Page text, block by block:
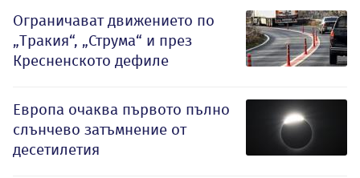
Ограничават движението по
„Тракия“, „Струма“ и през
Кресненското дефиле
Европа очаква първото пълно
слънчево затъмнение от
десетилетия